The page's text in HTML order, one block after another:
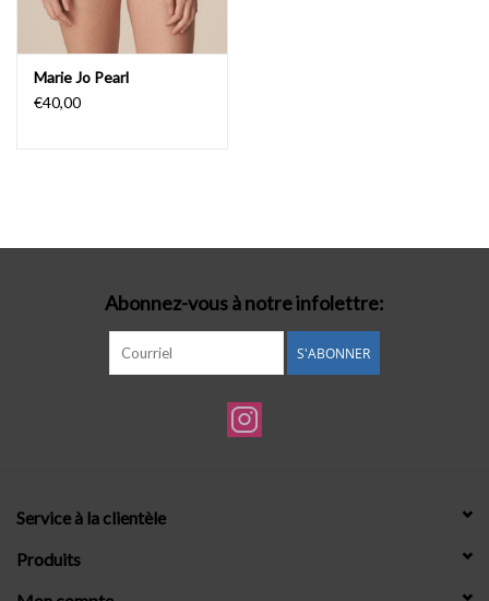
Marie Jo Pearl
€40,00
Abonnez-vous à notre infolettre:
S'ABONNER
Service à la clientèle
Produits